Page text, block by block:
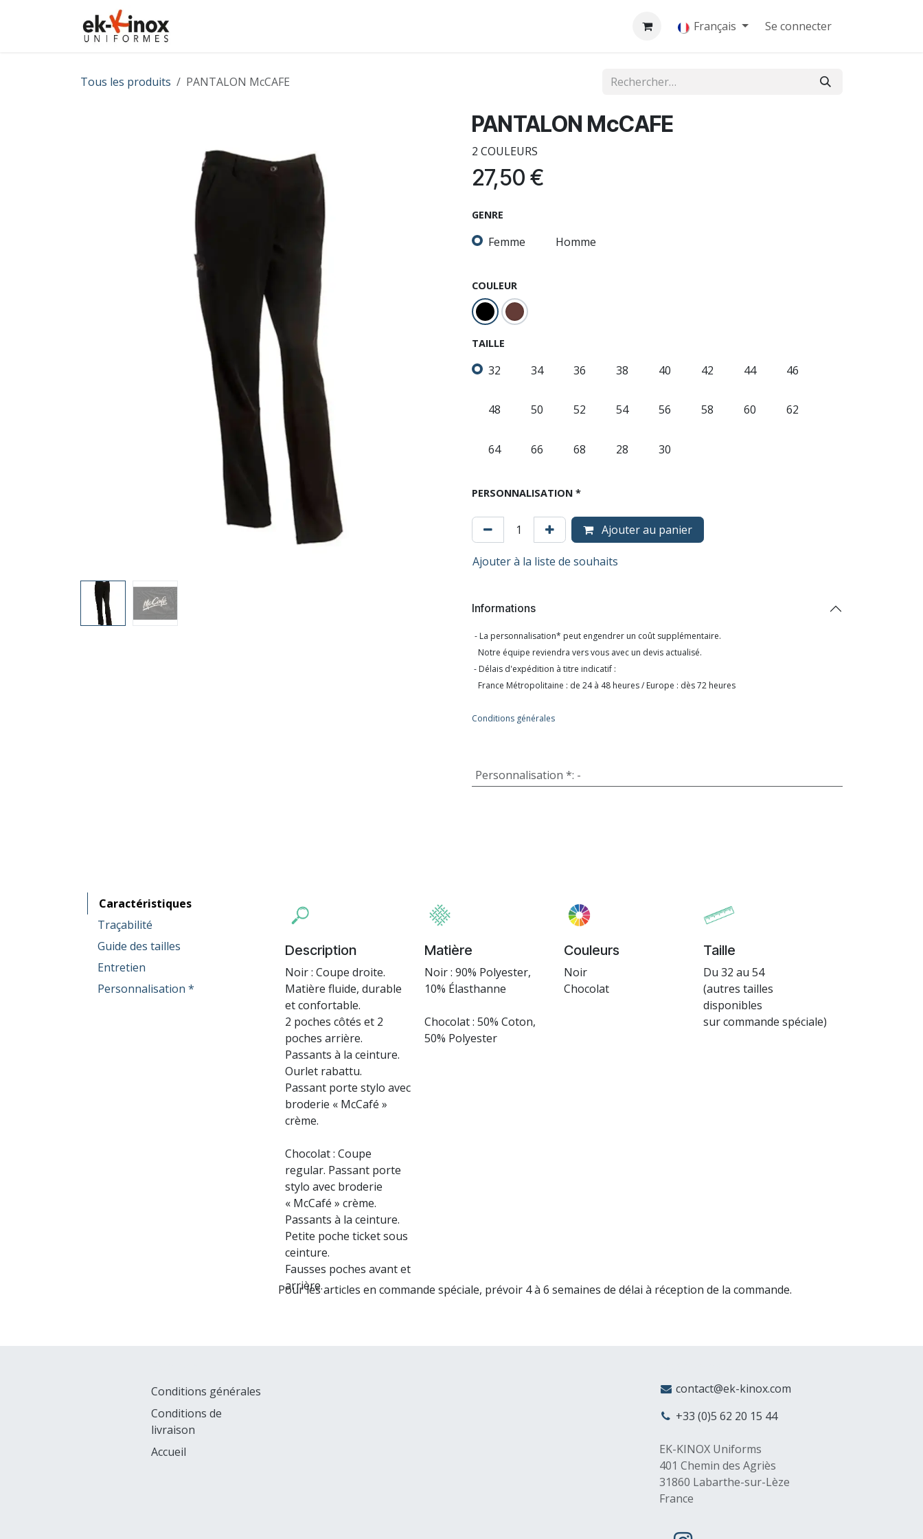
Français Se connecter
Tous les produits PANTALON McCAFE
PANTALON McCAFE
2 COULEURS
27,50 €
GENRE
Femme Homme
COULEUR
TAILLE
32 34 36 38 40 42 44 46
48 50 52 54 56 58 60 62
64 66 68 28 30
PERSONNALISATION *
Ajouter au panier
Ajouter à la liste de souhaits
Informations
- La personnalisation* peut engendrer un coût supplémentaire.
Notre équipe reviendra vers vous avec un devis actualisé.
- Délais d'expédition à titre indicatif :
France Métropolitaine : de 24 à 48 heures / Europe : dès 72 heures
Conditions générales
Personnalisation *: -
Caractéristiques
Traçabilité
Guide des tailles
Entretien
Personnalisation *
Description
Noir : Coupe droite.
Matière fluide, durable
et confortable.
2 poches côtés et 2
poches arrière.
Passants à la ceinture.
Ourlet rabattu.
Passant porte stylo avec
broderie « McCafé »
crème.
Chocolat : Coupe
regular. Passant porte
stylo avec broderie
« McCafé » crème.
Passants à la ceinture.
Petite poche ticket sous
ceinture.
Fausses poches avant et
arrière.
Matière
Noir : 90% Polyester,
10% Élasthanne
Chocolat : 50% Coton,
50% Polyester
Taille
Du 32 au 54
(autres tailles
disponibles
sur commande spéciale)
Couleurs
Noir
Chocolat
Pour les articles en commande spéciale, prévoir 4 à 6 semaines de délai à réception de la commande.
Conditions générales
Conditions de
livraison
Accueil
contact@ek-kinox.com
+33 (0)5 62 20 15 44
EK-KINOX Uniforms
401 Chemin des Agriès
31860 Labarthe-sur-Lèze
France